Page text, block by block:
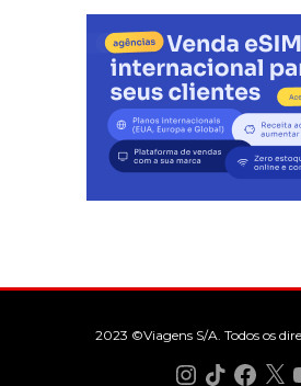
2023 ©Viagens S/A. Todos os
Instagram
TikTok X